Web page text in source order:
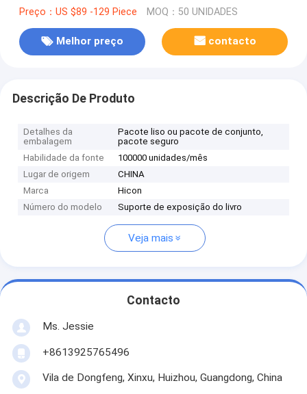
cremalheira de exposição do girador
Preço：US $89 -129 Piece MOQ：50 UNIDADES
Melhor preço contacto
Descrição De Produto
Detalhes da
embalagem
Pacote liso ou pacote de conjunto,
pacote seguro
Habilidade da fonte
100000 unidades/mês
Lugar de origem
CHINA
Marca
Hicon
Número do modelo
Suporte de exposição do livro
Veja mais
Contacto
Ms. Jessie
+8613925765496
Vila de Dongfeng, Xinxu, Huizhou, Guangdong, China